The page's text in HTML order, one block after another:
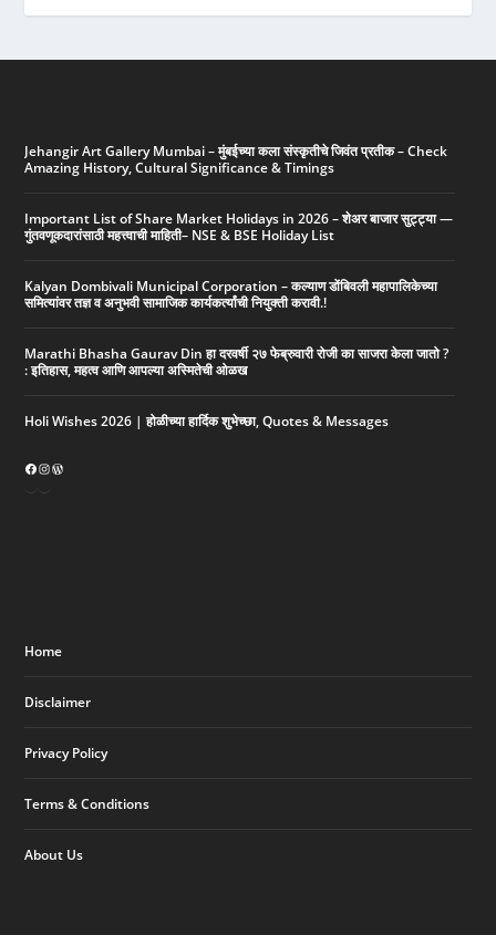
इतिहासात
षटकार:
Mumbai)
Jehangir Art Gallery Mumbai – मुंबईच्या कला संस्कृतीचे जिवंत प्रतीक – Check
Amazing History, Cultural Significance & Timings
Important List of Share Market Holidays in 2026 – शेअर बाजार सुट्ट्या —
गुंतवणूकदारांसाठी महत्त्वाची माहिती– NSE & BSE Holiday List
Kalyan Dombivali Municipal Corporation – कल्याण डोंबिवली महापालिकेच्या
समित्यांवर तज्ञ व अनुभवी सामाजिक कार्यकर्त्यांची नियुक्ती करावी.!
Marathi Bhasha Gaurav Din हा दरवर्षी २७ फेब्रुवारी रोजी का साजरा केला जातो ?
: इतिहास, महत्व आणि आपल्या अस्मितेची ओळख
Holi Wishes 2026 | होळीच्या हार्दिक शुभेच्छा, Quotes & Messages
Home
Disclaimer
Privacy Policy
Terms & Conditions
About Us